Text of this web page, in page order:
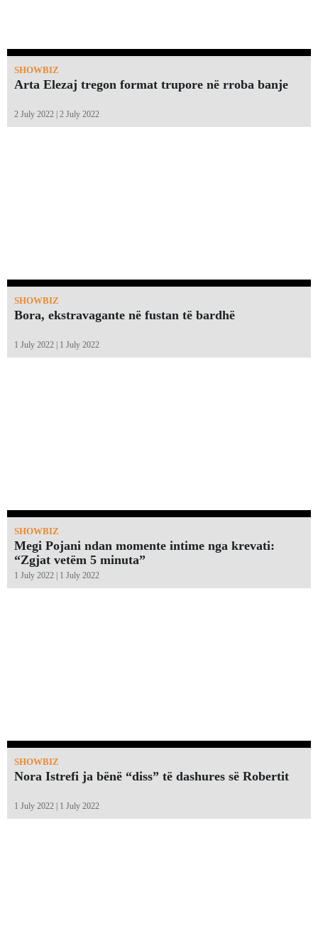
SHOWBIZ
Arta Elezaj tregon format trupore në rroba banje
2 July 2022 | 2 July 2022
SHOWBIZ
Bora, ekstravagante në fustan të bardhë
1 July 2022 | 1 July 2022
SHOWBIZ
Megi Pojani ndan momente intime nga krevati:
“Zgjat vetëm 5 minuta”￼
1 July 2022 | 1 July 2022
SHOWBIZ
Nora Istrefi ja bënë “diss” të dashures së Robertit
1 July 2022 | 1 July 2022